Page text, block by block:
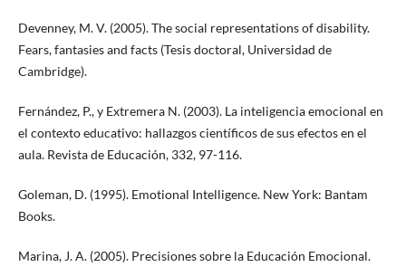
Devenney, M. V. (2005). The social representations of disability.
Fears, fantasies and facts (Tesis doctoral, Universidad de
Cambridge).
Fernández, P., y Extremera N. (2003). La inteligencia emocional en
el contexto educativo: hallazgos científicos de sus efectos en el
aula. Revista de Educación, 332, 97-116.
Goleman, D. (1995). Emotional Intelligence. New York: Bantam
Books.
Marina, J. A. (2005). Precisiones sobre la Educación Emocional.